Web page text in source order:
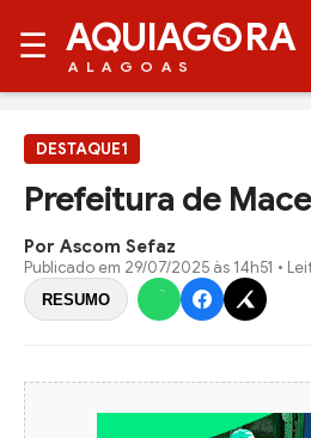
☰ AQUIAG RA
ALAGOAS
DESTAQUE1
Prefeitura de
Por Ascom Sefaz
Publicado em 29/07/2025 às 14h51 •
RESUMO